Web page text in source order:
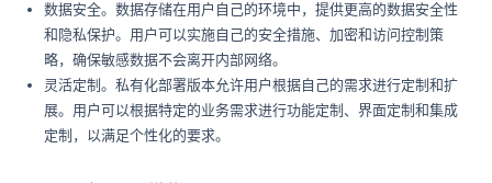
数据安全。数据存储在用户自己的环境中，提供更高的数据安全性
和隐私保护。用户可以实施自己的安全措施、加密和访问控制策
略，确保敏感数据不会离开内部网络。
灵活定制。私有化部署版本允许用户根据自己的需求进行定制和扩
展。用户可以根据特定的业务需求进行功能定制、界面定制和集成
定制，以满足个性化的要求。